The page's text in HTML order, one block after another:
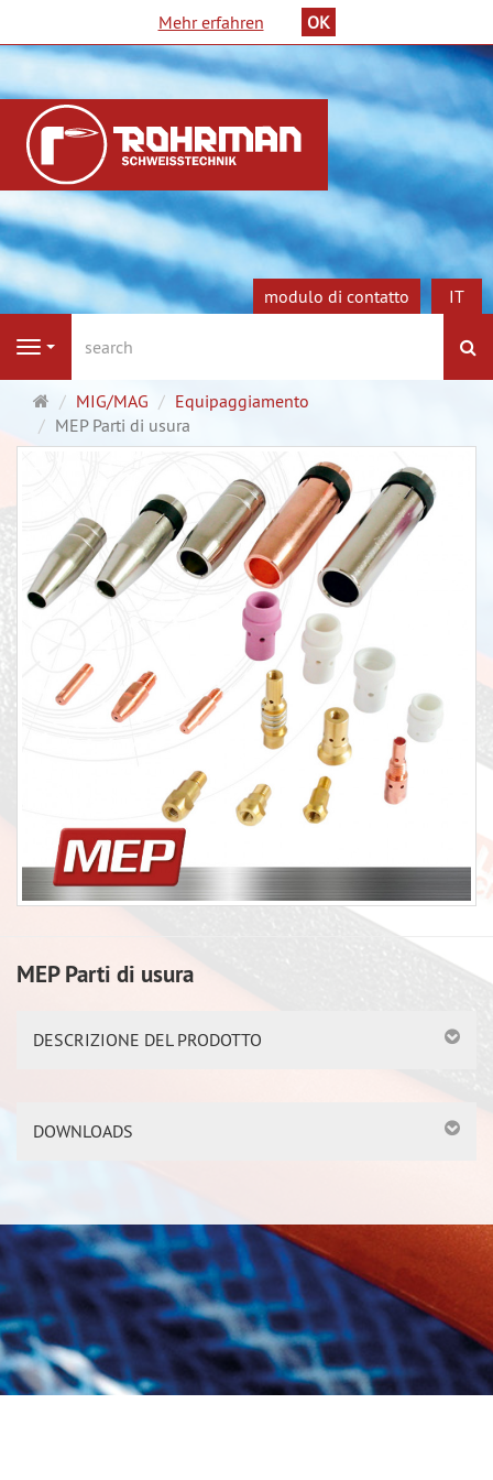
Mehr erfahren OK
modulo di contatto IT
Navigation
Pagina
principale
MIG/MAG
Equipaggiamento
MEP Parti di usura
MEP Parti di usura
DESCRIZIONE DEL PRODOTTO
DOWNLOADS